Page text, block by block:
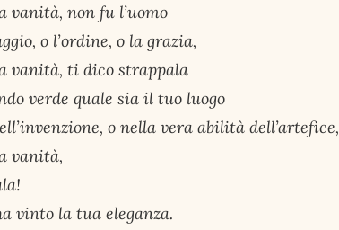
vanità, non fu l’uomo
o l’ordine, o la grazia,
vanità, ti dico strappala
verde quale sia il tuo luogo
o nella vera abilità dell’artefice,
vanità,
vinto la tua eleganza.